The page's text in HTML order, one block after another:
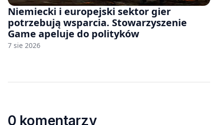
Niemiecki i europejski sektor gier
potrzebują wsparcia. Stowarzyszenie
Game apeluje do polityków
7 sie 2026
0 komentarzy